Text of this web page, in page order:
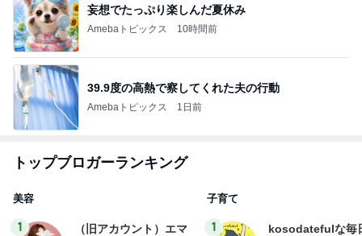
妄想でたっぷり楽しんだ夏休み
Amebaトピックス 10時間前
39.9度の高熱で察してくれた夫の行動
Amebaトピックス 1日前
トップブロガーランキング
美容
1
（旧アカウント）エマ
子育て
1
kosodatefulな毎